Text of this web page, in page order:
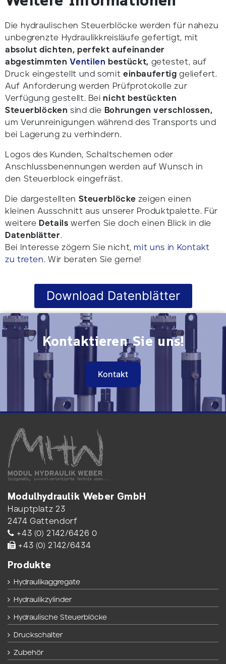
Die hydraulischen Steuerblöcke werden für nahezu
unbegrenzte Hydraulikkreisläufe gefertigt, mit
absolut dichten, perfekt aufeinander
abgestimmten Ventilen bestückt, getestet, auf
Druck eingestellt und somit einbaufertiggeliefert.
Auf Anforderung werden Prüfprotokolle zur
Verfügung gestellt. Beinicht bestückten
Steuerblöcken sind die Bohrungen verschlossen,
um Verunreinigungen während des Transports und
bei Lagerung zu verhindern.
Logos des Kunden, Schaltschemen oder
Anschlussbenennungen werden auf Wunsch in
den Steuerblock eingefräst.
Die dargestellten Steuerblöcke zeigen einen
kleinen Ausschnitt aus unserer Produktpalette. Für
weitere Detailswerfen Sie doch einen Blick in die
Datenblätter.
Bei Interesse zögern Sie nicht, mit uns in Kontakt
zu treten. Wir beraten Sie gerne!
Download Datenblätter
Kontaktieren Sie uns!
Kontakt
Modulhydraulik Weber GmbH
Hauptplatz 23
2474 Gattendorf
+43 (0) 2142/6426 0
+43 (0) 2142/6434
Produkte
Hydraulikaggregate
Hydraulikzylinder
Hydraulische Steuerblöcke
Druckschalter
Zubehör